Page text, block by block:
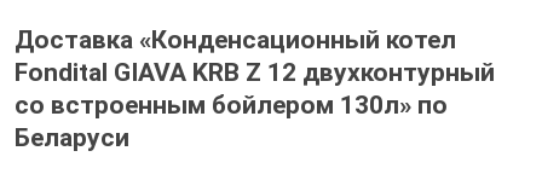
Доставка «Конденсационный котел
Fondital GIAVA KRB Z 12 двухконтурный
со встроенным бойлером 130л» по
Беларуси